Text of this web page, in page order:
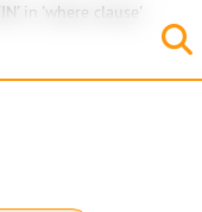
in 'where clause'